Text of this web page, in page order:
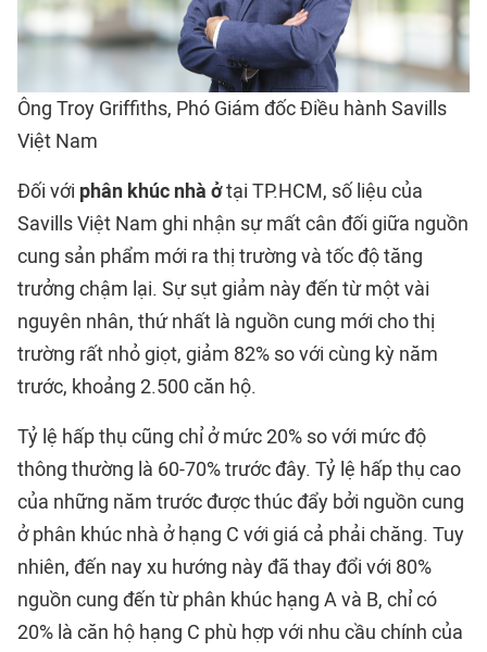
Ông Troy Griffiths, Phó Giám đốc Điều hành Savills
Việt Nam
Đối với phân khúc nhà ởtại TP.HCM, số liệu của
Savills Việt Nam ghi nhận sự mất cân đối giữa nguồn
cung sản phẩm mới ra thị trường và tốc độ tăng
trưởng chậm lại. Sự sụt giảm này đến từ một vài
nguyên nhân, thứ nhất là nguồn cung mới cho thị
trường rất nhỏ giọt, giảm 82% so với cùng kỳ năm
trước, khoảng 2.500 căn hộ.
Tỷ lệ hấp thụ cũng chỉ ở mức 20% so với mức độ
thông thường là 60-70% trước đây. Tỷ lệ hấp thụ cao
của những năm trước được thúc đẩy bởi nguồn cung
ở phân khúc nhà ở hạng C với giá cả phải chăng. Tuy
nhiên, đến nay xu hướng này đã thay đổi với 80%
nguồn cung đến từ phân khúc hạng A và B, chỉ có
20% là căn hộ hạng C phù hợp với nhu cầu chính của